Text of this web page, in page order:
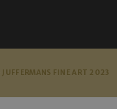
- JUFFERMANS FINE ART